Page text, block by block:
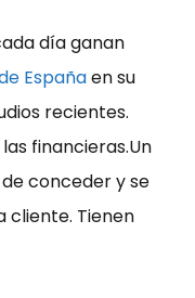
día ganan
Españaen su
recientes.
financieras.Un
conceder y se
Tienen